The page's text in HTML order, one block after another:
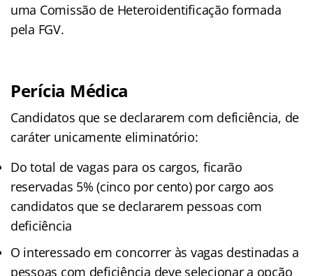
uma Comissão de Heteroidentificação formada
pela FGV.
Perícia Médica
Candidatos que se declararem com deficiência, de
caráter unicamente eliminatório:
Do total de vagas para os cargos, ficarão
reservadas 5% (cinco por cento) por cargo aos
candidatos que se declararem pessoas com
deficiência
O interessado em concorrer às vagas destinadas a
pessoas com deficiência deve selecionar a opção